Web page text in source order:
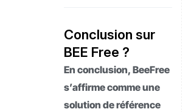
Conclusion sur
BEE Free ?
En conclusion, BeeFree
s’affirme comme une
solution de référence